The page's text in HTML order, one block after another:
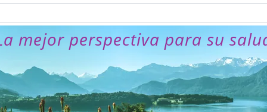
mejor perspectiva para su